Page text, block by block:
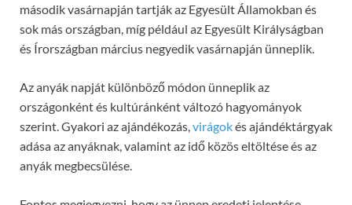
második vasárnapján tartják az Egyesült Államokban és
sok más országban, míg például az Egyesült Királyságban
és Írországban március negyedik vasárnapján ünneplik.
Az anyák napját különböző módon ünneplik az
országonként és kultúránként változó hagyományok
szerint. Gyakori az ajándékozás, virágokés ajándéktárgyak
adása az anyáknak, valamint az idő közös eltöltése és az
anyák megbecsülése.